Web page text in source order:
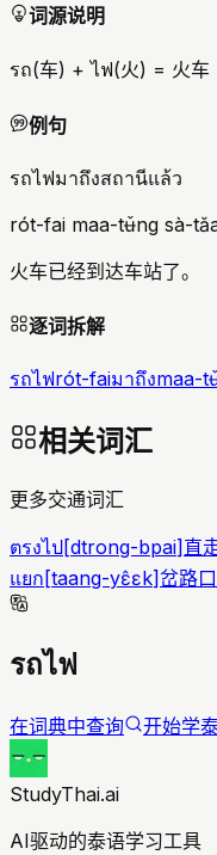
词源说明
รถ(车) + ไฟ(火) = 火车
例句
รถไฟมาถึงสถานีแล้ว
rót-fai maa-tʉ̌ng sà-
火车已经到达车站了。
逐词拆解
รถไฟrót-faiมาถึงmaa-
相关词汇
更多交通词汇
ตรงไป[dtrong-bpai]直
แยก[taang-yɛ̂ɛk]岔路口
รถไฟ
在词典中查询 开始学
StudyThai.ai
AI驱动的泰语学习工具